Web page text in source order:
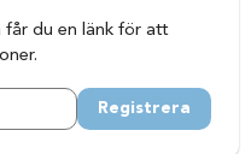
får du en länk för att
Registrera